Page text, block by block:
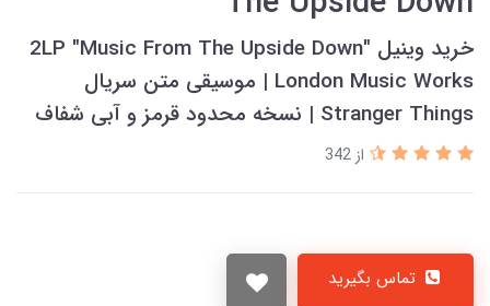
خرید وینیل 2LP "Music From The Upside Down"
London Music Works | موسیقی متن سریال
Stranger Things | نسخه محدود قرمز و آبی شفاف
از 342
تماس بگیرید